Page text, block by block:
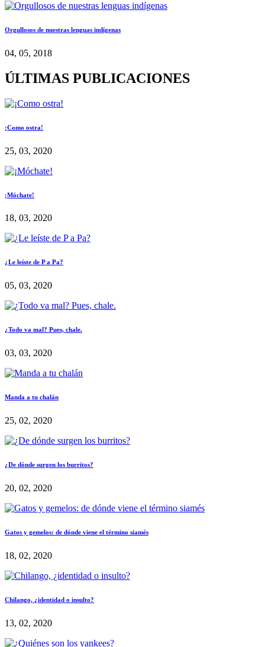
Orgullosos de nuestras lenguas indígenas
04, 05, 2018
ÚLTIMAS PUBLICACIONES
¡Como ostra!
25, 03, 2020
¡Móchate!
18, 03, 2020
¿Le leíste de P a Pa?
05, 03, 2020
¿Todo va mal? Pues, chale.
03, 03, 2020
Manda a tu chalán
25, 02, 2020
¿De dónde surgen los burritos?
20, 02, 2020
Gatos y gemelos: de dónde viene el término siamés
18, 02, 2020
Chilango, ¿identidad o insulto?
13, 02, 2020